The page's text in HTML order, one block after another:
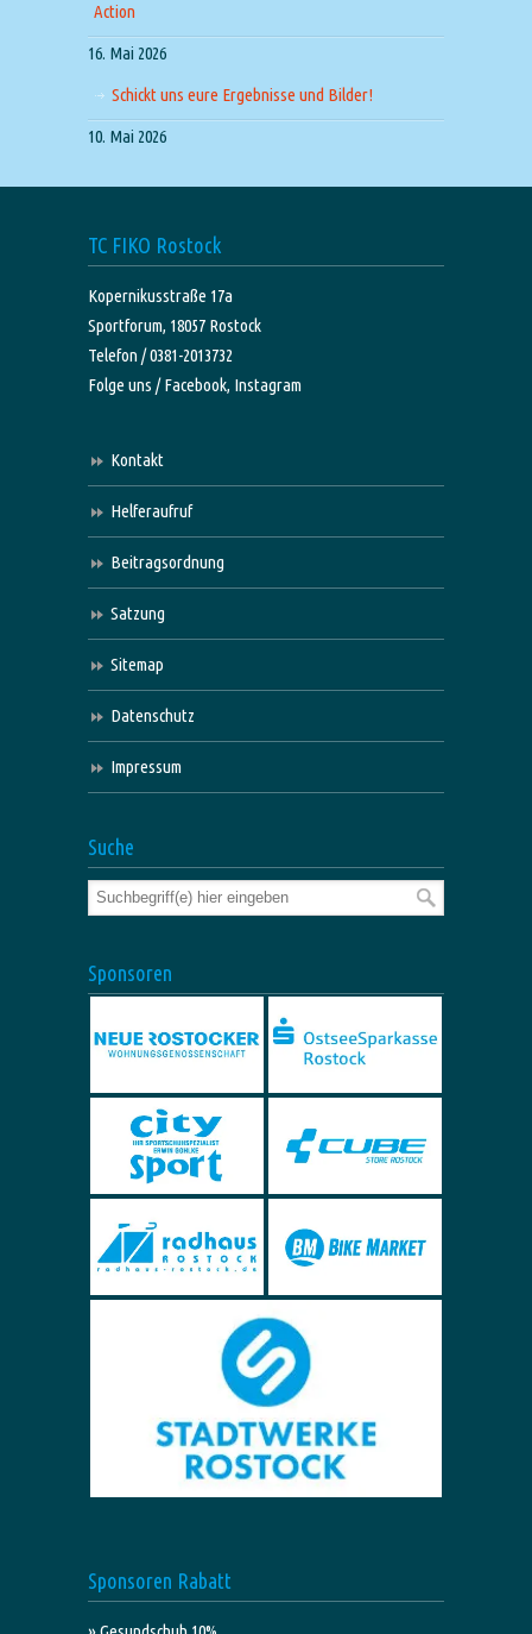
Action
16. Mai 2026
Schickt uns eure Ergebnisse und Bilder!
10. Mai 2026
TC FIKO Rostock
Kopernikusstraße 17a
Sportforum, 18057 Rostock
Telefon / 0381-2013732
Folge uns /Facebook, Instagram
Kontakt
Helferaufruf
Beitragsordnung
Satzung
Sitemap
Datenschutz
Impressum
Suche
Sponsoren
Sponsoren Rabatt